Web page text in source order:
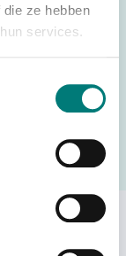
ze hebben
services.
you as soon